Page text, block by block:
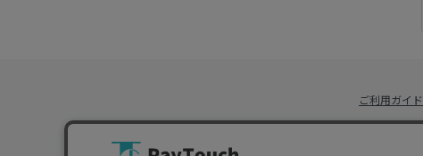
ご利用ガイド